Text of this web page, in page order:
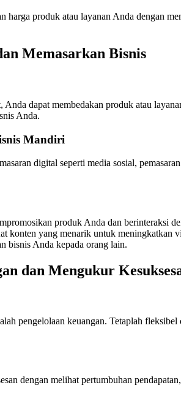
produk atau layanan Anda dengan
Memasarkan Bisnis
dapat membedakan produk atau
Anda.
Mandiri
digital seperti media sosial,
produk Anda dan berinteraksi
konten yang menarik untuk meningkatkan
bisnis Anda kepada orang lain.
dan Mengukur
pengelolaan keuangan. Tetaplah
dengan melihat pertumbuhan